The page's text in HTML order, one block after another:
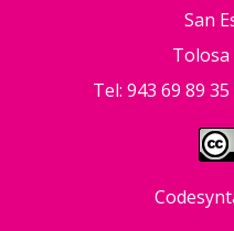
San
Tolosa
Tel: 943 69 89 35